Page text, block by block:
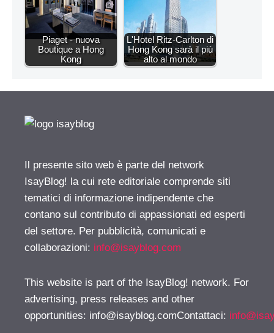
Piaget - nuova
Boutique a Hong
Kong
L'Hotel Ritz-Carlton di
Hong Kong sarà il più
alto al mondo
Il presente sito web è parte del network
IsayBlog! la cui rete editoriale comprende siti
tematici di informazione indipendente che
contano sul contributo di appassionati ed esperti
del settore. Per pubblicità, comunicati e
collaborazioni: info@isayblog.com
This website is part of the IsayBlog! network. For
advertising, press releases and other
opportunities: info@isayblog.comContattaci: